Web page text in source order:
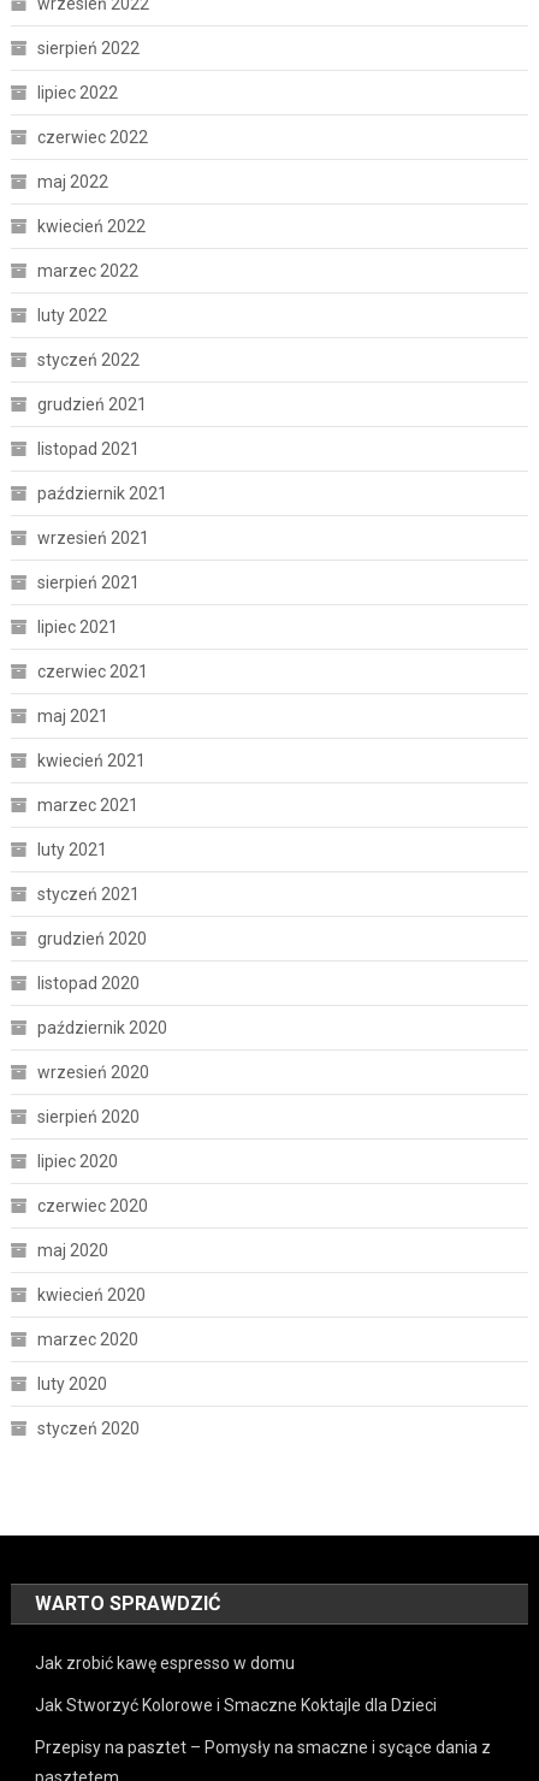
sierpień 2022
lipiec 2022
czerwiec 2022
maj 2022
kwiecień 2022
marzec 2022
luty 2022
styczeń 2022
grudzień 2021
listopad 2021
październik 2021
wrzesień 2021
sierpień 2021
lipiec 2021
czerwiec 2021
maj 2021
kwiecień 2021
marzec 2021
luty 2021
styczeń 2021
grudzień 2020
listopad 2020
październik 2020
wrzesień 2020
sierpień 2020
lipiec 2020
czerwiec 2020
maj 2020
kwiecień 2020
marzec 2020
luty 2020
styczeń 2020
WARTO SPRAWDZIĆ
Jak zrobić kawę espresso w domu
Jak Stworzyć Kolorowe i Smaczne Koktajle dla Dzieci
Przepisy na pasztet – Pomysły na smaczne i sycące dania z